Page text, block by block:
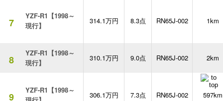
7
YZF-R1【1998～
現行】
314.1万円 8.3点 RN65J-002 1km
8
YZF-R1【1998～
現行】
310.1万円 9.0点 RN65J-002 2km
9
YZF-R1【1998～
306.1万円 7.3点 RN65J-002 597km